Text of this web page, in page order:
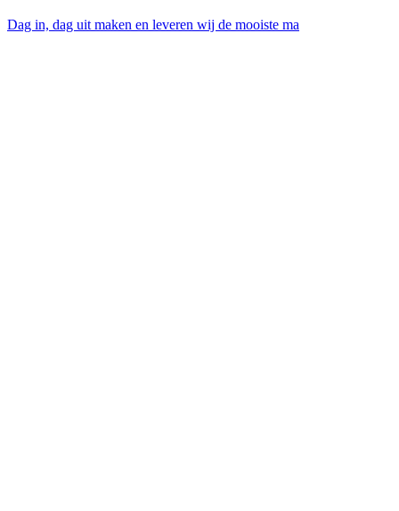
Dag in, dag uit maken en leveren wij de mooiste ma